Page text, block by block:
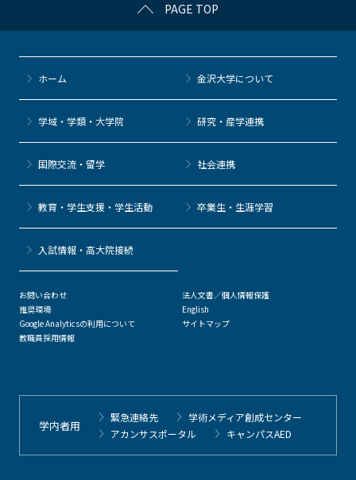
PAGE TOP
ホーム 金沢大学について
学域・学類・大学院 研究・産学連携
国際交流・留学 社会連携
教育・学生支援・学生活動 卒業生・生涯学習
⼊試情報・高大院接続
お問い合わせ
推奨環境
Google Analyticsの利用について
教職員採用情報
法人文書／個人情報保護
English
サイトマップ
学内者用
緊急連絡先
学術メディア創成センター
アカンサスポータル
キャンパスAED